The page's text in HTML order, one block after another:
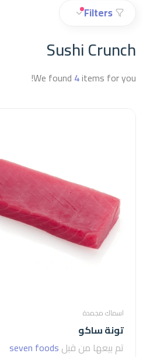
Filters
Sushi Crunch
We found 4items for you!
اسماك مجمدة
تونة ساكو
تم بيعها من قبل seven foods